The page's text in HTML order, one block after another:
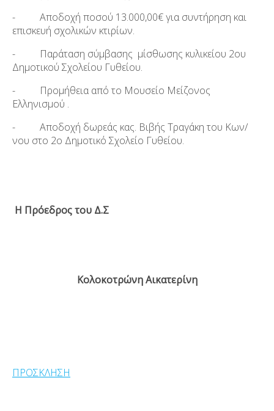
- Αποδοχή ποσού 13.000,00€ για συντήρηση και
επισκευή σχολικών κτιρίων.
- Παράταση σύμβασης μίσθωσης κυλικείου 2ου
Δημοτικού Σχολείου Γυθείου.
- Προμήθεια από το Μουσείο Μείζονος
Ελληνισμού .
- Αποδοχή δωρεάς κας. Βιβής Τραγάκη του Κων/
νου στο 2ο Δημοτικό Σχολείο Γυθείου.
H Πρόεδρος του Δ.Σ
Κολοκοτρώνη Αικατερίνη
ΠΡΟΣΚΛΗΣΗ